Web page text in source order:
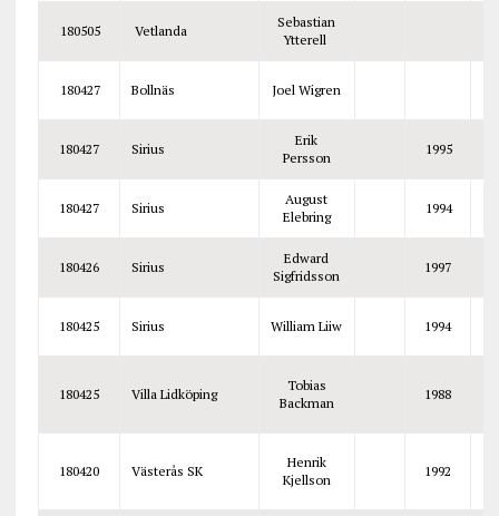
180505 Vetlanda
Sebastian
Ytterell
180427 Bollnäs Joel Wigren
180427 Sirius
Erik
Persson
1995
180427 Sirius
August
Elebring
1994
180426 Sirius
Edward
Sigfridsson
1997
180425 Sirius William Liiw 1994
180425 Villa Lidköping
Tobias
Backman
1988
180420 Västerås SK
Henrik
Kjellson
1992